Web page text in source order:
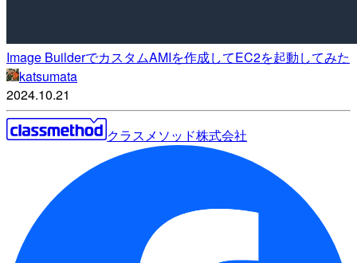
Image BuilderでカスタムAMIを作成してEC2を起動してみた
katsumata
2024.10.21
クラスメソッド株式会社